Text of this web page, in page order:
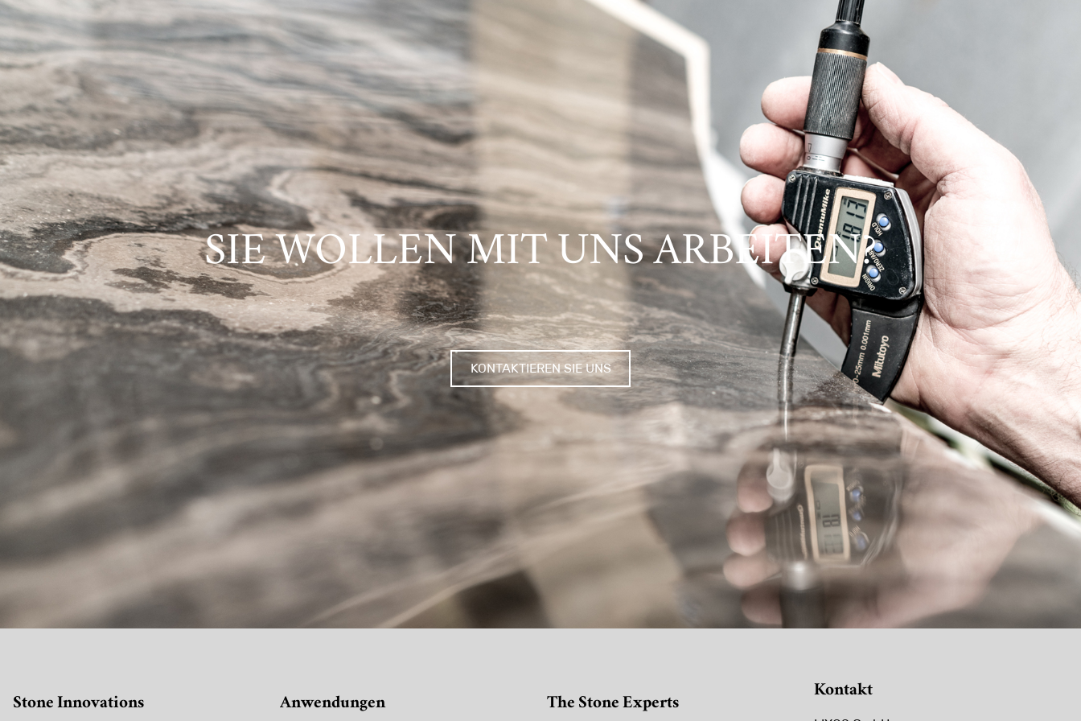
SIE WOLLEN MIT UNS ARBEITEN?
KONTAKTIEREN SIE UNS
Stone Innovations Anwendungen The Stone Experts
Kontakt